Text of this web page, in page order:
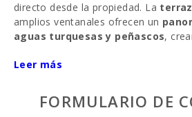
directo desde la propiedad. La
amplios ventanales ofrecen un
aguas turquesas y peñascos,
rocoso , tumbonas en amplias
techadaperfecta para disfrutar de
Leer más
FORMULARIO DE